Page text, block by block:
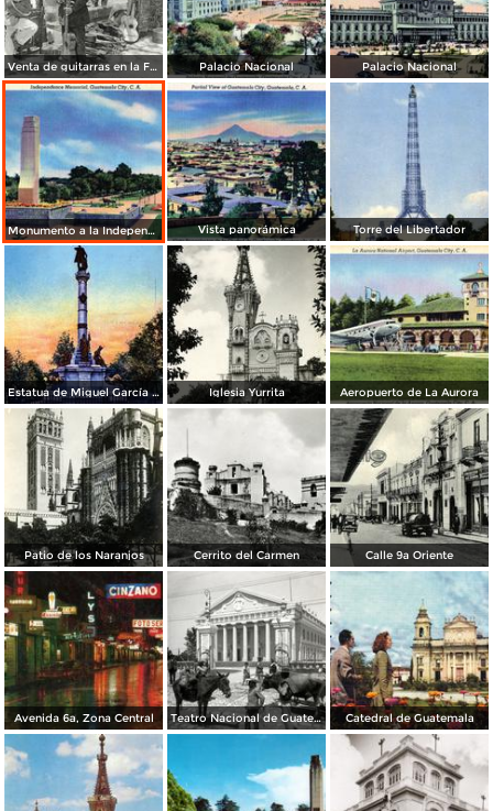
Venta de guitarras en la Feria de Agosto Palacio Nacional Palacio Nacional
Monumento a la Independencia Vista panorámica Torre del Libertador
Estatua de Miguel García Granados Iglesia Yurrita Aeropuerto de La Aurora
Patio de los Naranjos Cerrito del Carmen Calle 9a Oriente
Avenida 6a, Zona Central Teatro Nacional de Guatemala Catedral de Guatemala